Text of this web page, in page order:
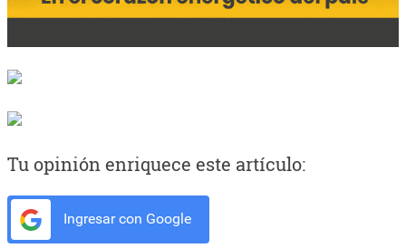
Tu opinión enriquece este artículo:
Ingresar con Google